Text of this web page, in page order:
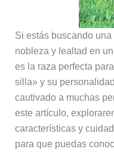
Si estás buscando
nobleza y lealtad en
es la raza perfecta
silla» y su
cautivado a muchas
este artículo,
características y
para que puedas